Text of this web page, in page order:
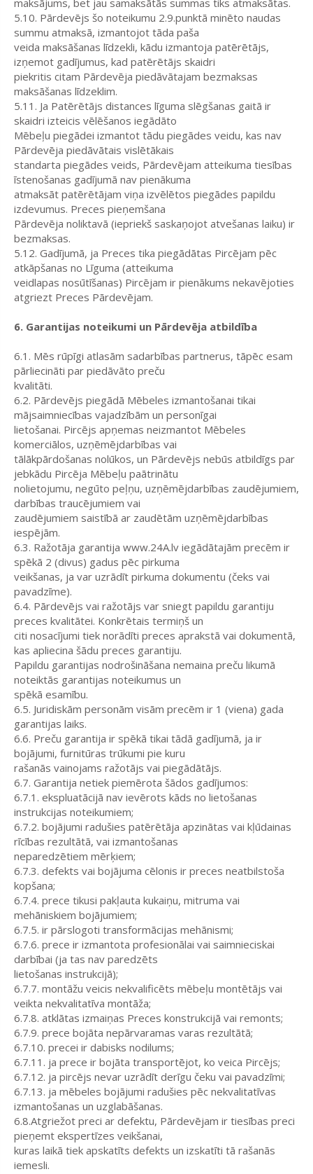
maksājums, bet jau samaksātās summas tiks atmaksātas.
5.10. Pārdevējs šo noteikumu 2.9.punktā minēto naudas
summu atmaksā, izmantojot tāda paša
veida maksāšanas līdzekli, kādu izmantoja patērētājs,
izņemot gadījumus, kad patērētājs skaidri
piekritis citam Pārdevēja piedāvātajam bezmaksas
maksāšanas līdzeklim.
5.11. Ja Patērētājs distances līguma slēgšanas gaitā ir
skaidri izteicis vēlēšanos iegādāto
Mēbeļu piegādei izmantot tādu piegādes veidu, kas nav
Pārdevēja piedāvātais vislētākais
standarta piegādes veids, Pārdevējam atteikuma tiesības
īstenošanas gadījumā nav pienākuma
atmaksāt patērētājam viņa izvēlētos piegādes papildu
izdevumus. Preces pieņemšana
Pārdevēja noliktavā (iepriekš saskaņojot atvešanas laiku) ir
bezmaksas.
5.12. Gadījumā, ja Preces tika piegādātas Pircējam pēc
atkāpšanas no Līguma (atteikuma
veidlapas nosūtīšanas) Pircējam ir pienākums nekavējoties
atgriezt Preces Pārdevējam.
6. Garantijas noteikumi un Pārdevēja atbildība
6.1. Mēs rūpīgi atlasām sadarbības partnerus, tāpēc esam
pārliecināti par piedāvāto preču
kvalitāti.
6.2. Pārdevējs piegādā Mēbeles izmantošanai tikai
mājsaimniecības vajadzībām un personīgai
lietošanai. Pircējs apņemas neizmantot Mēbeles
komerciālos, uzņēmējdarbības vai
tālākpārdošanas nolūkos, un Pārdevējs nebūs atbildīgs par
jebkādu Pircēja Mēbeļu paātrinātu
nolietojumu, negūto peļņu, uzņēmējdarbības zaudējumiem,
darbības traucējumiem vai
zaudējumiem saistībā ar zaudētām uzņēmējdarbības
iespējām.
6.3. Ražotāja garantija www.24A.lv iegādātajām precēm ir
spēkā 2 (divus) gadus pēc pirkuma
veikšanas, ja var uzrādīt pirkuma dokumentu (čeks vai
pavadzīme).
6.4. Pārdevējs vai ražotājs var sniegt papildu garantiju
preces kvalitātei. Konkrētais termiņš un
citi nosacījumi tiek norādīti preces aprakstā vai dokumentā,
kas apliecina šādu preces garantiju.
Papildu garantijas nodrošināšana nemaina preču likumā
noteiktās garantijas noteikumus un
spēkā esamību.
6.5. Juridiskām personām visām precēm ir 1 (viena) gada
garantijas laiks.
6.6. Preču garantija ir spēkā tikai tādā gadījumā, ja ir
bojājumi, furnitūras trūkumi pie kuru
rašanās vainojams ražotājs vai piegādātājs.
6.7. Garantija netiek piemērota šādos gadījumos:
6.7.1. ekspluatācijā nav ievērots kāds no lietošanas
instrukcijas noteikumiem;
6.7.2. bojājumi radušies patērētāja apzinātas vai kļūdainas
rīcības rezultātā, vai izmantošanas
neparedzētiem mērķiem;
6.7.3. defekts vai bojājuma cēlonis ir preces neatbilstoša
kopšana;
6.7.4. prece tikusi pakļauta kukaiņu, mitruma vai
mehāniskiem bojājumiem;
6.7.5. ir pārslogoti transformācijas mehānismi;
6.7.6. prece ir izmantota profesionālai vai saimnieciskai
darbībai (ja tas nav paredzēts
lietošanas instrukcijā);
6.7.7. montāžu veicis nekvalificēts mēbeļu montētājs vai
veikta nekvalitatīva montāža;
6.7.8. atklātas izmaiņas Preces konstrukcijā vai remonts;
6.7.9. prece bojāta nepārvaramas varas rezultātā;
6.7.10. precei ir dabisks nodilums;
6.7.11. ja prece ir bojāta transportējot, ko veica Pircējs;
6.7.12. ja pircējs nevar uzrādīt derīgu čeku vai pavadzīmi;
6.7.13. ja mēbeles bojājumi radušies pēc nekvalitatīvas
izmantošanas un uzglabāšanas.
6.8.Atgriežot preci ar defektu, Pārdevējam ir tiesības preci
pieņemt ekspertīzes veikšanai,
kuras laikā tiek apskatīts defekts un izskatīti tā rašanās
iemesli.